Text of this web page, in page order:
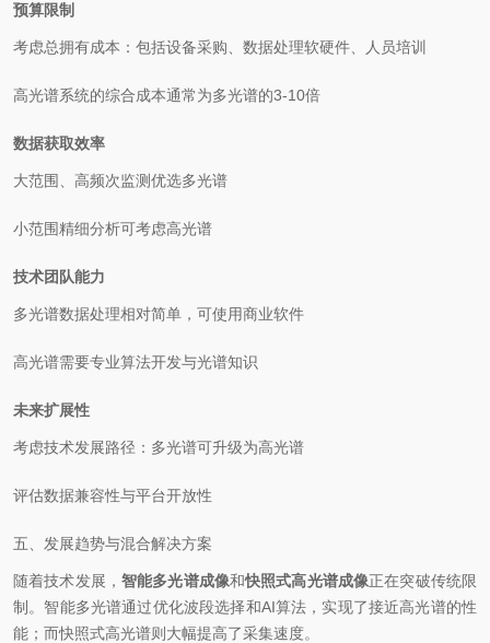
预算限制
考虑总拥有成本：包括设备采购、数据处理软硬件、人员培训
高光谱系统的综合成本通常为多光谱的3-10倍
数据获取效率
大范围、高频次监测优选多光谱
小范围精细分析可考虑高光谱
技术团队能力
多光谱数据处理相对简单，可使用商业软件
高光谱需要专业算法开发与光谱知识
未来扩展性
考虑技术发展路径：多光谱可升级为高光谱
评估数据兼容性与平台开放性
五、发展趋势与混合解决方案
随着技术发展， 智能多光谱成像和快照式高光谱成像正在突破传统限
制。智能多光谱通过优化波段选择和AI算法，实现了接近高光谱的性
能；而快照式高光谱则大幅提高了采集速度。